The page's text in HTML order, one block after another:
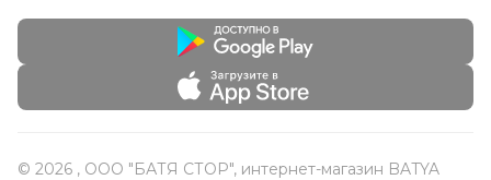
© 2026 , ООО "БАТЯ СТОР", интернет-магазин BATYA